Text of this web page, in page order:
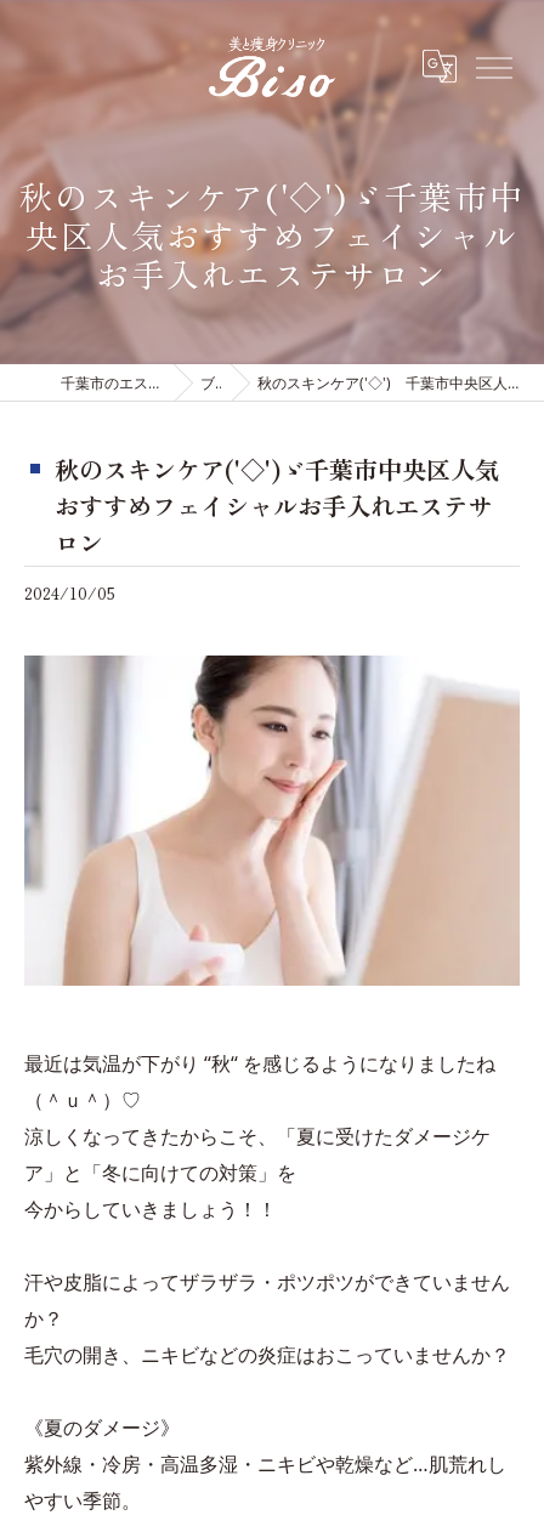
秋のスキンケア('◇')ゞ千葉市中
央区人気おすすめフェイシャル
お手入れエステサロン
千葉市のエステは有限会社ビソウ ブログ 秋のスキンケア('◇')ゞ千葉市中央区人気おすすめフェイシャルお手入れエステサロン
秋のスキンケア('◇')ゞ千葉市中央区人気
おすすめフェイシャルお手入れエステサ
ロン
2024/10/05
最近は気温が下がり ‘‘秋‘‘ を感じるようになりましたね
（＾ｕ＾）♡
涼しくなってきたからこそ、「夏に受けたダメージケ
ア」と「冬に向けての対策」を
今からしていきましょう！！
汗や皮脂によってザラザラ・ポツポツができていません
か？
毛穴の開き、ニキビなどの炎症はおこっていませんか？
《夏のダメージ》
紫外線・冷房・高温多湿・ニキビや乾燥など…肌荒れし
やすい季節。